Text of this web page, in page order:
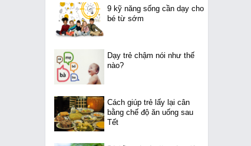
9 kỹ năng sống cần dạy cho
bé từ sớm
Dạy trẻ chậm nói như thế
nào?
Cách giúp trẻ lấy lại cân
bằng chế độ ăn uống sau
Tết